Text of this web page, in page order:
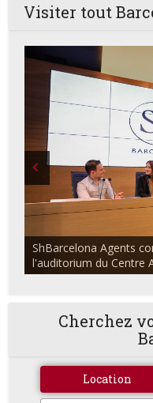
Visiter tout
ShBarcelona Agents
l'auditorium du Centre
Cherchez
Location